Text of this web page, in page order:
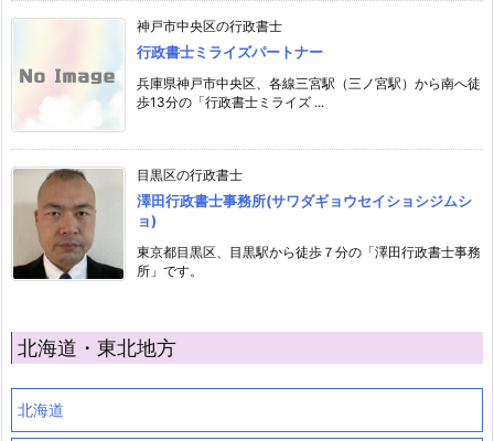
神戸市中央区の行政書士
行政書士ミライズパートナー
兵庫県神戸市中央区、各線三宮駅（三ノ宮駅）から南へ徒
歩13分の「行政書士ミライズ ...
目黒区の行政書士
澤田行政書士事務所(サワダギョウセイショシジムシ
ョ)
東京都目黒区、目黒駅から徒歩７分の「澤田行政書士事務
所」です。
北海道・東北地方
北海道